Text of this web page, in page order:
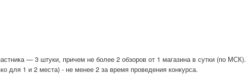
— 3 штуки, причем не более 2 обзоров от 1 магазина в сутки (по МСК).
для 1 и 2 места) - не менее 2 за время проведения конкурса.